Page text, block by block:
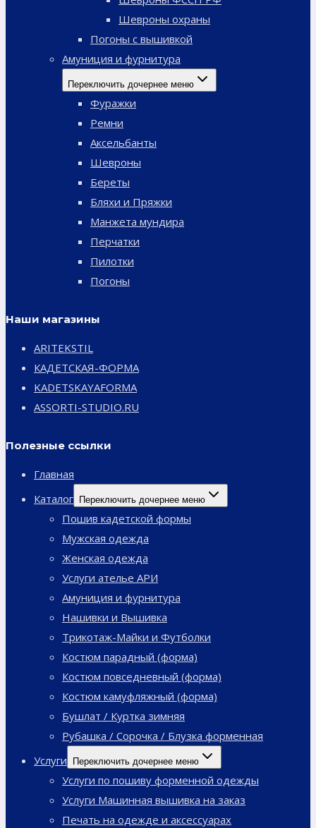
Шевроны охраны
Погоны с вышивкой
Амуниция и фурнитура
Переключить дочернее меню
Фуражки
Ремни
Аксельбанты
Шевроны
Береты
Бляхи и Пряжки
Манжета мундира
Перчатки
Пилотки
Погоны
Наши магазины
ARITEKSTIL
КАДЕТСКАЯ-ФОРМА
KADETSKAYAFORMA
ASSORTI-STUDIO.RU
Полезные ссылки
Главная
Каталог Переключить дочернее меню
Пошив кадетской формы
Мужская одежда
Женская одежда
Услуги ателье АРИ
Амуниция и фурнитура
Нашивки и Вышивка
Трикотаж-Майки и Футболки
Костюм парадный (форма)
Костюм повседневный (форма)
Костюм камуфляжный (форма)
Бушлат / Куртка зимняя
Рубашка / Сорочка / Блузка форменная
Услуги
Переключить дочернее меню
Услуги по пошиву форменной одежды
Услуги Машинная вышивка на заказ
Печать на одежде и аксессуарах